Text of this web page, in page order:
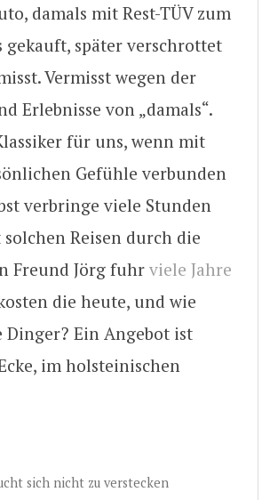
damals mit Rest-TÜV zum
gekauft, später verschrottet
Vermisst wegen der
Erlebnisse von „damals“.
für uns, wenn mit
Gefühle verbunden
verbringe viele Stunden
Reisen durch die
Freund Jörg fuhr viele Jahre
die heute, und wie
Ein Angebot ist
im holsteinischen
sich nicht zu verstecken